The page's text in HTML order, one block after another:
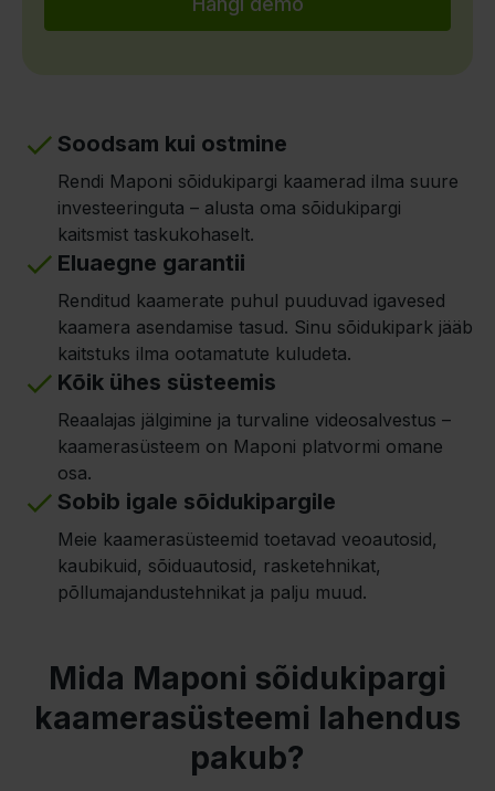
Soodsam kui ostmine
Rendi Maponi sõidukipargi kaamerad ilma suure
investeeringuta – alusta oma sõidukipargi
kaitsmist taskukohaselt.
Eluaegne garantii
Renditud kaamerate puhul puuduvad igavesed
kaamera asendamise tasud. Sinu sõidukipark jääb
kaitstuks ilma ootamatute kuludeta.
Kõik ühes süsteemis
Reaalajas jälgimine ja turvaline videosalvestus –
kaamerasüsteem on Maponi platvormi omane
osa.
Sobib igale sõidukipargile
Meie kaamerasüsteemid toetavad veoautosid,
kaubikuid, sõiduautosid, rasketehnikat,
põllumajandustehnikat ja palju muud.
Mida Maponi sõidukipargi
kaamerasüsteemi lahendus
pakub?